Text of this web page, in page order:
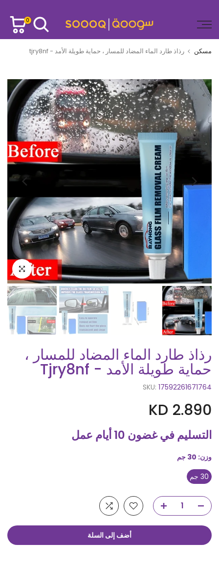
الى
0
مسكن رذاذ طارد الماء المضاد للمسار ، حماية طويلة الأمد - tjry8nf
اضغط
رذاذ طارد الماء المضاد للمسار ،
حماية طويلة الأمد - Tjry8nf
SKU: 17592261671764
KD 2.890
التسليم في غضون 10 أيام عمل
وزن: 30 جم
30 جم
أضف إلى السلة